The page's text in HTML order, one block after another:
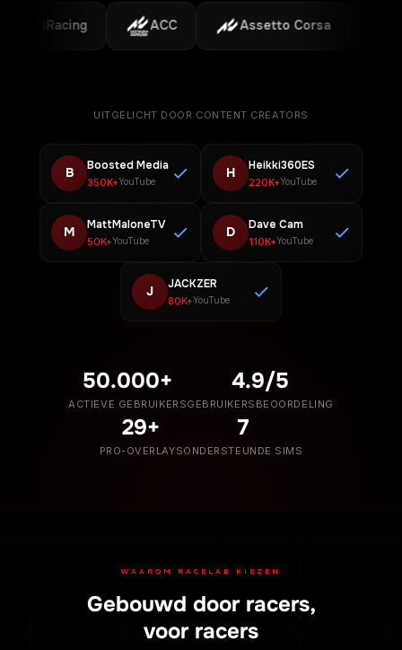
iRacing ACC Assetto Corsa
UITGELICHT DOOR CONTENT CREATORS
B Boosted Media
350K+YouTube
H Heikki360ES
220K+YouTube
M MattMaloneTV
50K+YouTube
D Dave Cam
110K+YouTube
J JACKZER
80K+YouTube
50.000+
ACTIEVE GEBRUIKERS
4.9/5
GEBRUIKERSBEOORDELING
29+
PRO-OVERLAYS
7
ONDERSTEUNDE SIMS
WAAROM RACELAB KIEZEN
Gebouwd door racers,
voor racers